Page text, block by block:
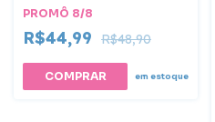
PROMÔ 8/8
R$44,99 R$48,90
em estoque